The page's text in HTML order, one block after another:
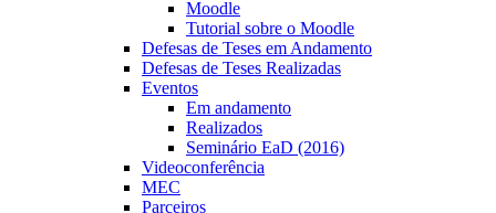
Moodle
Tutorial sobre o Moodle
Defesas de Teses em Andamento
Defesas de Teses Realizadas
Eventos
Em andamento
Realizados
Seminário EaD (2016)
Videoconferência
MEC
Parceiros